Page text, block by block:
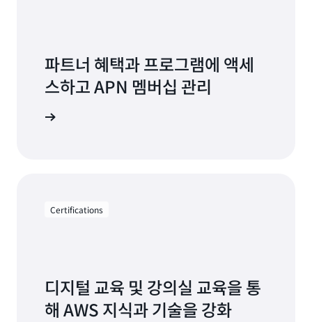
파트너 혜택과 프로그램에 액세
스하고 APN 멤버십 관리
Certifications
디지털 교육 및 강의실 교육을 통
해 AWS 지식과 기술을 강화